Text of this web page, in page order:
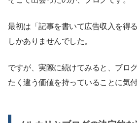
最初は「記事を書いて広告収入を得
しかありませんでした。
ですが、実際に続けてみると、ブロ
たく違う価値を持っていることに気付